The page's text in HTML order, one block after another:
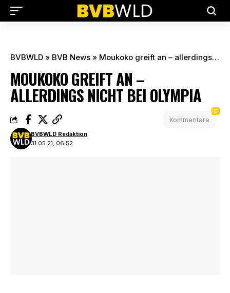
BVBWLD » BVB News » Moukoko greift an – allerdings nicht bei Olympia
MOUKOKO GREIFT AN –
ALLERDINGS NICHT BEI OLYMPIA
31.05.21, 06:52
BVBWLD Redaktion
Kommentare
0